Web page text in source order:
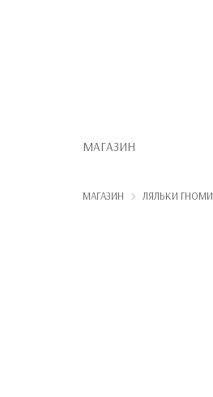
МАГАЗИН
МАГАЗИН ЛЯЛЬКИ ГНОМИ